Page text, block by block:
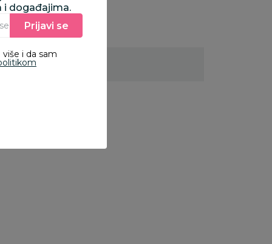
i događajima.
Unesite Vašu e‑mail adresu da biste se prijavili na newsletter.
Prijavi se
i da sam